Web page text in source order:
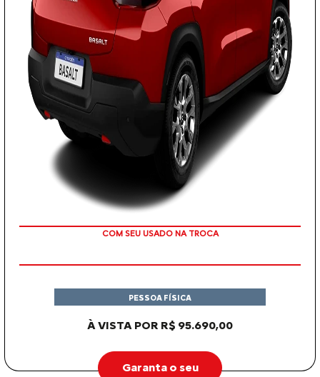
OU TAXA 0%
À VISTA POR R$ 95.690,00
PESSOA FÍSICA
Garanta o seu